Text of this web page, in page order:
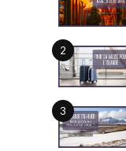
2
3